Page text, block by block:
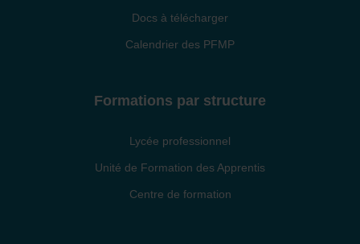
Docs à télécharger
Calendrier des PFMP
Formations par structure
Lycée professionnel
Unité de Formation des Apprentis
Centre de formation